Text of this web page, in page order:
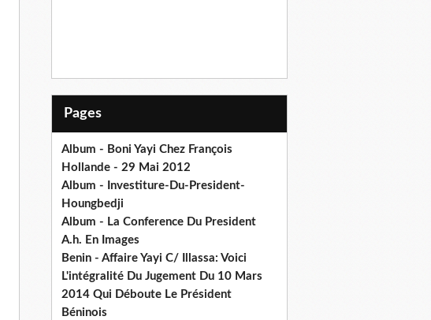
Pages
Album - Boni Yayi Chez François
Hollande - 29 Mai 2012
Album - Investiture-Du-President-
Houngbedji
Album - La Conference Du President
A.h. En Images
Benin - Affaire Yayi C/ Illassa: Voici
L'intégralité Du Jugement Du 10 Mars
2014 Qui Déboute Le Président
Béninois